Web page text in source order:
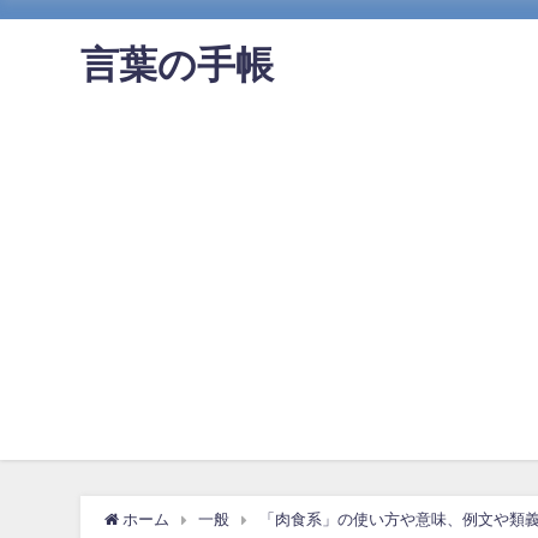
言葉の手帳
ホーム 一般 「肉食系」の使い方や意味、例文や類